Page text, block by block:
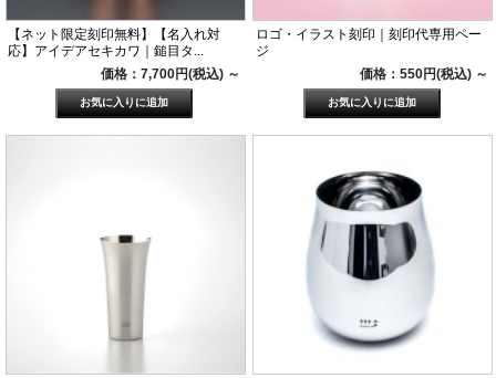
【ネット限定刻印無料】【名入れ対
応】アイデアセキカワ｜鎚目タ...
価格：7,700円(税込) ～
ロゴ・イラスト刻印｜刻印代専用ペー
ジ
価格：550円(税込) ～